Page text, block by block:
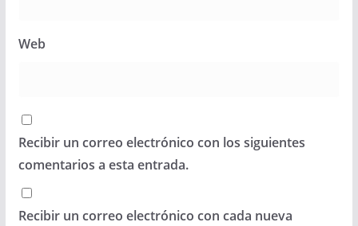
Web
Recibir un correo electrónico con los siguientes
comentarios a esta entrada.
Recibir un correo electrónico con cada nueva